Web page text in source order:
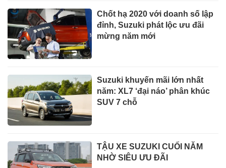
Chốt hạ 2020 với doanh số lập
đỉnh, Suzuki phát lộc ưu đãi
mừng năm mới
Suzuki khuyến mãi lớn nhất
năm: XL7 ‘đại náo’ phân khúc
SUV 7 chỗ
TẬU XE SUZUKI CUỐI NĂM
NHỜ SIÊU ƯU ĐÃI